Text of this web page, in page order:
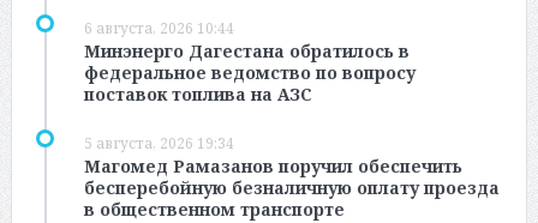
6 августа, 2026 10:44
Минэнерго Дагестана обратилось в
федеральное ведомство по вопросу
поставок топлива на АЗС
5 августа, 2026 19:34
Магомед Рамазанов поручил обеспечить
бесперебойную безналичную оплату проезда
в общественном транспорте